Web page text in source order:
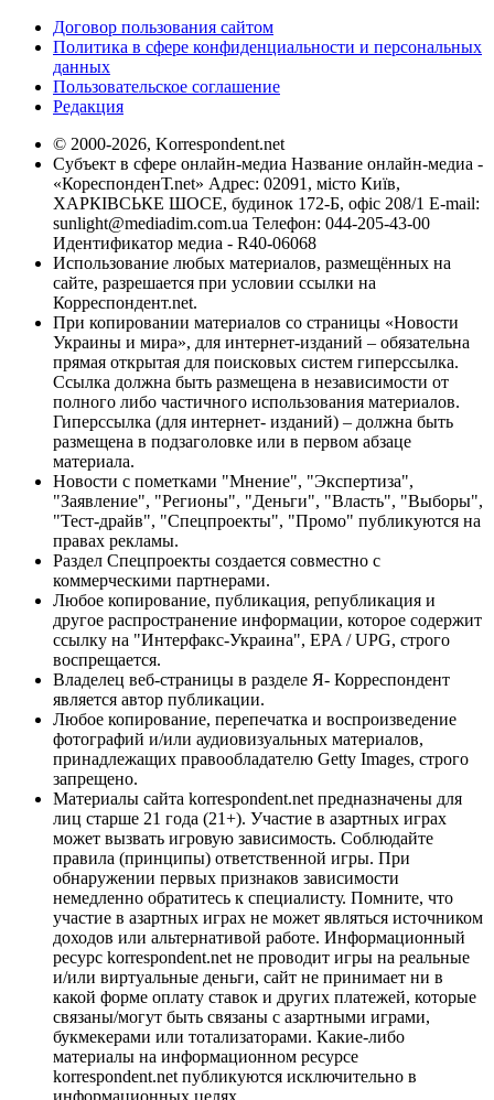
Договор пользования сайтом
Политика в сфере конфиденциальности и персональных
данных
Пользовательское соглашение
Редакция
© 2000-2026, Korrespondent.net
Субъект в сфере онлайн-медиа Название онлайн-медиа -
«КореспонденТ.net» Адрес: 02091, місто Київ,
ХАРКІВСЬКЕ ШОСЕ, будинок 172-Б, офіс 208/1 E-mail:
sunlight@mediadim.com.ua Телефон: 044-205-43-00
Идентификатор медиа - R40-06068
Использование любых материалов, размещённых на
сайте, разрешается при условии ссылки на
Корреспондент.net.
При копировании материалов со страницы «Новости
Украины и мира», для интернет-изданий – обязательна
прямая открытая для поисковых систем гиперссылка.
Ссылка должна быть размещена в независимости от
полного либо частичного использования материалов.
Гиперссылка (для интернет- изданий) – должна быть
размещена в подзаголовке или в первом абзаце
материала.
Новости с пометками "Мнение", "Экспертиза",
"Заявление", "Регионы", "Деньги", "Власть", "Выборы",
"Тест-драйв", "Спецпроекты", "Промо" публикуются на
правах рекламы.
Раздел Спецпроекты создается совместно с
коммерческими партнерами.
Любое копирование, публикация, републикация и
другое распространение информации, которое содержит
ссылку на "Интерфакс-Украина", EPA / UPG, строго
воспрещается.
Владелец веб-страницы в разделе Я- Корреспондент
является автор публикации.
Любое копирование, перепечатка и воспроизведение
фотографий и/или аудиовизуальных материалов,
принадлежащих правообладателю Getty Images, строго
запрещено.
Материалы сайта korrespondent.net предназначены для
лиц старше 21 года (21+). Участие в азартных играх
может вызвать игровую зависимость. Соблюдайте
правила (принципы) ответственной игры. При
обнаружении первых признаков зависимости
немедленно обратитесь к специалисту. Помните, что
участие в азартных играх не может являться источником
доходов или альтернативой работе. Информационный
ресурс korrespondent.net не проводит игры на реальные
и/или виртуальные деньги, сайт не принимает ни в
какой форме оплату ставок и других платежей, которые
связаны/могут быть связаны с азартными играми,
букмекерами или тотализаторами. Какие-либо
материалы на информационном ресурсе
korrespondent.net публикуются исключительно в
информационных целях.